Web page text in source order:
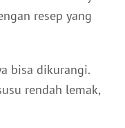
resep yang
bisa dikurangi.
rendah lemak,